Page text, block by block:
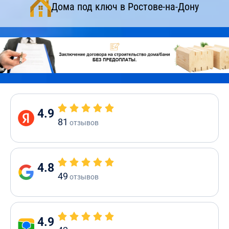
Дома под ключ в Ростове-на-Дону
4.9
81 отзывов
4.8
49 отзывов
4.9